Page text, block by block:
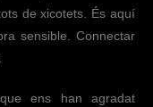
de xicotets. És aquí
sensible. Connectar
ens han agradat